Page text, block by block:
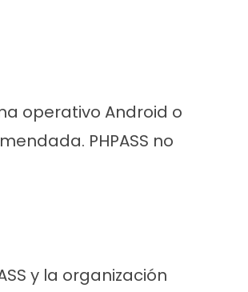
operativo Android o
PHPASS no
y la organización